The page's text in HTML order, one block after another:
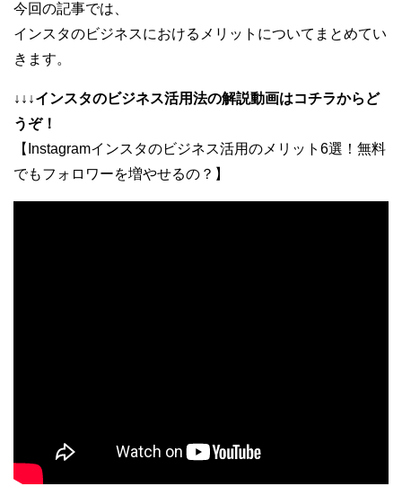
今回の記事では、
インスタのビジネスにおけるメリットについてまとめてい
きます。
↓↓↓インスタのビジネス活用法の解説動画はコチラからど
うぞ！
【Instagramインスタのビジネス活用のメリット6選！無料
でもフォロワーを増やせるの？】